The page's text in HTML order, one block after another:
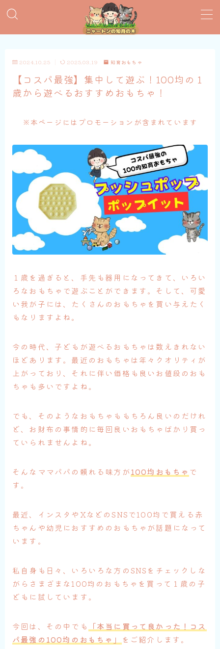
MENU
おすすめ絵本
子育てグッズ
おうち英語
知育おもちゃ
知って得する子育て情報
2024.10.25 2025.03.19 知育おもちゃ
【コスパ最強】集中して遊ぶ！100均の１
歳から遊べるおすすめおもちゃ！
※本ページにはプロモーションが含まれています
１歳を過ぎると、手先も器用になってきて、いろい
ろなおもちゃで遊ぶことができます。そして、可愛
い我が子には、たくさんのおもちゃを買い与えたく
もなりますよね。
今の時代、子どもが遊べるおもちゃは数えきれない
ほどあります。最近のおもちゃは年々クオリティが
上がっており、それに伴い価格も良いお値段のおも
ちゃも多いですよね。
でも、そのようなおもちゃももちろん良いのだけれ
ど、お財布の事情的に毎回良いおもちゃばかり買っ
ていられませんよね。
そんなママパパの頼れる味方が100均おもちゃ で
す。
最近、インスタやXなどのSNSで100均で買える赤
ちゃんや幼児におすすめのおもちゃが話題になって
います。
私自身も日々、いろいろな方のSNSをチェックしな
がらさまざまな100均のおもちゃを買って１歳の子
どもに試しています。
今回は、その中でも
「本当に買って良かった！コス
パ最強の100均のおもちゃ」 をご紹介します。